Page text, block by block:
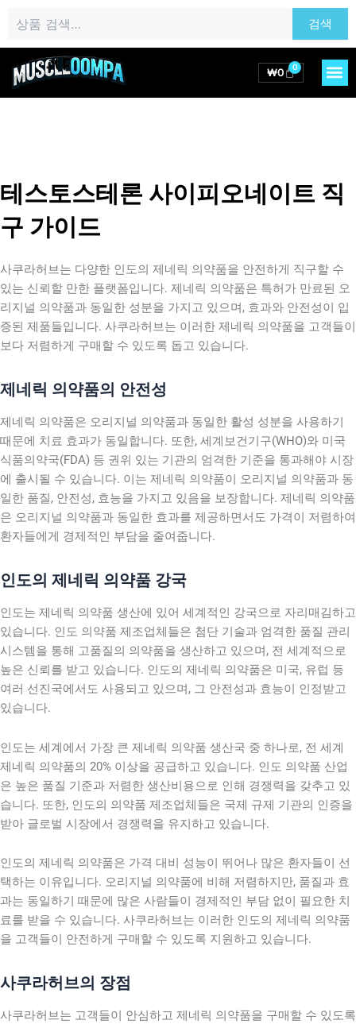
츠
색:
검색
₩0 0
Cart
테스토스테론 사이피오네이트 직
구 가이드
사쿠라허브는 다양한 인도의 제네릭 의약품을 안전하게 직구할 수
있는 신뢰할 만한 플랫폼입니다. 제네릭 의약품은 특허가 만료된 오
리지널 의약품과 동일한 성분을 가지고 있으며, 효과와 안전성이 입
증된 제품들입니다. 사쿠라허브는 이러한 제네릭 의약품을 고객들이
보다 저렴하게 구매할 수 있도록 돕고 있습니다.
제네릭 의약품의 안전성
제네릭 의약품은 오리지널 의약품과 동일한 활성 성분을 사용하기
때문에 치료 효과가 동일합니다. 또한, 세계보건기구(WHO)와 미국
식품의약국(FDA) 등 권위 있는 기관의 엄격한 기준을 통과해야 시장
에 출시될 수 있습니다. 이는 제네릭 의약품이 오리지널 의약품과 동
일한 품질, 안전성, 효능을 가지고 있음을 보장합니다. 제네릭 의약품
은 오리지널 의약품과 동일한 효과를 제공하면서도 가격이 저렴하여
환자들에게 경제적인 부담을 줄여줍니다.
인도의 제네릭 의약품 강국
인도는 제네릭 의약품 생산에 있어 세계적인 강국으로 자리매김하고
있습니다. 인도 의약품 제조업체들은 첨단 기술과 엄격한 품질 관리
시스템을 통해 고품질의 의약품을 생산하고 있으며, 전 세계적으로
높은 신뢰를 받고 있습니다. 인도의 제네릭 의약품은 미국, 유럽 등
여러 선진국에서도 사용되고 있으며, 그 안전성과 효능이 인정받고
있습니다.
인도는 세계에서 가장 큰 제네릭 의약품 생산국 중 하나로, 전 세계
제네릭 의약품의 20% 이상을 공급하고 있습니다. 인도 의약품 산업
은 높은 품질 기준과 저렴한 생산비용으로 인해 경쟁력을 갖추고 있
습니다. 또한, 인도의 의약품 제조업체들은 국제 규제 기관의 인증을
받아 글로벌 시장에서 경쟁력을 유지하고 있습니다.
인도의 제네릭 의약품은 가격 대비 성능이 뛰어나 많은 환자들이 선
택하는 이유입니다. 오리지널 의약품에 비해 저렴하지만, 품질과 효
과는 동일하기 때문에 많은 사람들이 경제적인 부담 없이 필요한 치
료를 받을 수 있습니다. 사쿠라허브는 이러한 인도의 제네릭 의약품
을 고객들이 안전하게 구매할 수 있도록 지원하고 있습니다.
사쿠라허브의 장점
사쿠라허브는 고객들이 안심하고 제네릭 의약품을 구매할 수 있도록